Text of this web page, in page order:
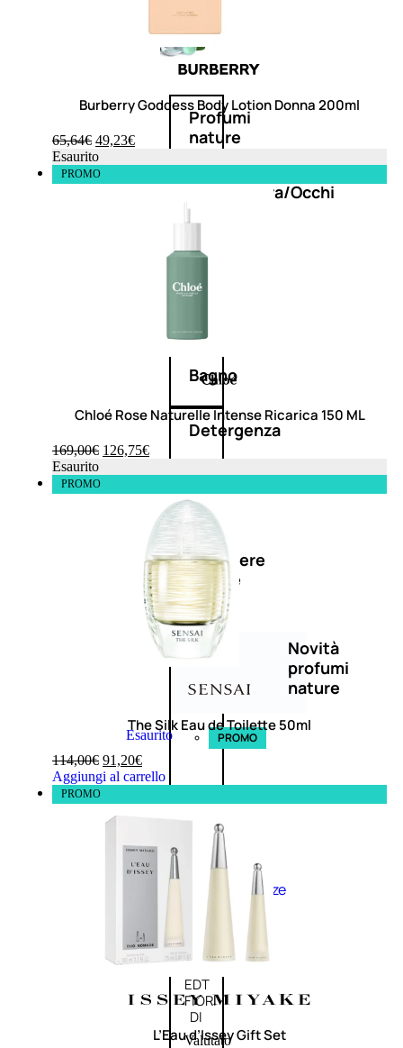
Profumi
nature
Viso/Labbra/Occhi
Corpo
Mani
Bagno
Detergenza
viso
Maschere
nature
Novità
profumi
nature
Esaurito PROMO
Fragranze
Nature
Donna
EDT
FIORI
DI
Valutato
Burberry Goddess Body Lotion Donna 200ml
65,64€ 49,23€
Esaurito
PROMO
Chloé Rose Naturelle Intense Ricarica 150 ML
169,00€ 126,75€
Esaurito
PROMO
The Silk Eau de Toilette 50ml
114,00€ 91,20€
Aggiungi al carrello
PROMO
L’Eau d’Issey Gift Set